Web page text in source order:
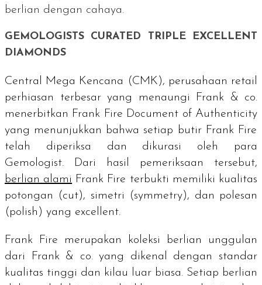
berlian dengan cahaya.
GEMOLOGISTS CURATED TRIPLE EXCELLENT
DIAMONDS
Central Mega Kencana (CMK), perusahaan retail
perhiasan terbesar yang menaungi Frank & co.
menerbitkan Frank Fire Document of Authenticity
yang menunjukkan bahwa setiap butir Frank Fire
telah diperiksa dan dikurasi oleh para
Gemologist.
Dari hasil pemeriksaan tersebut,
berlian alami Frank Fire terbukti memiliki kualitas
potongan (cut), simetri (symmetry), dan polesan
( polish ) yang excellent.
Frank Fire merupakan koleksi berlian unggulan
dari Frank & co. yang dikenal dengan standar
kualitas tinggi dan kilau luar biasa. Setiap berlian